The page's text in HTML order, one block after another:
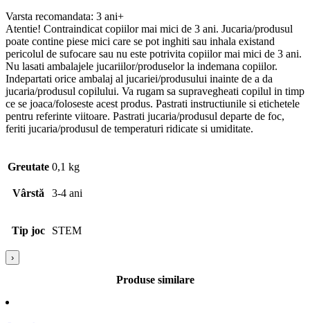
Varsta recomandata: 3 ani+
Atentie! Contraindicat copiilor mai mici de 3 ani. Jucaria/produsul
poate contine piese mici care se pot inghiti sau inhala existand
pericolul de sufocare sau nu este potrivita copiilor mai mici de 3 ani.
Nu lasati ambalajele jucariilor/produselor la indemana copiilor.
Indepartati orice ambalaj al jucariei/produsului inainte de a da
jucaria/produsul copilului. Va rugam sa supravegheati copilul in timp
ce se joaca/foloseste acest produs. Pastrati instructiunile si etichetele
pentru referinte viitoare. Pastrati jucaria/produsul departe de foc,
feriti jucaria/produsul de temperaturi ridicate si umiditate.
Greutate 0,1 kg
Vârstă 3-4 ani
Tip joc STEM
›
Produse similare